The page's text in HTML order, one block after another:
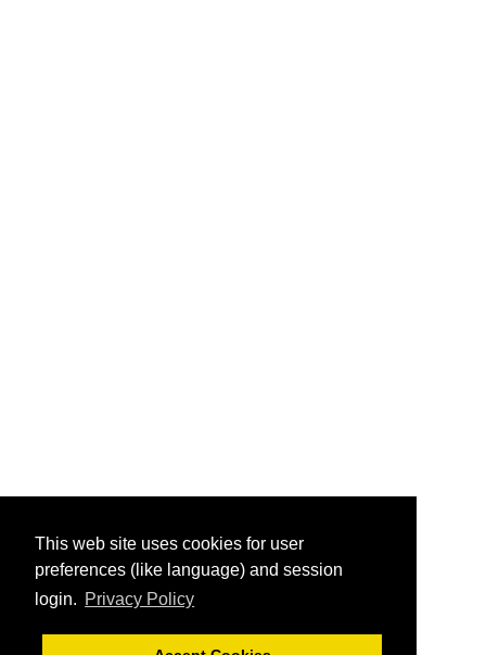
This web site uses cookies for user
preferences (like language) and session
login. Privacy Policy